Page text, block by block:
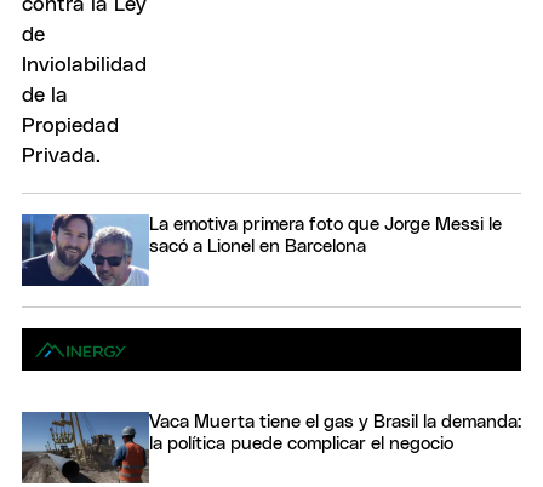
La emotiva primera foto que Jorge Messi le
sacó a Lionel en Barcelona
Vaca Muerta tiene el gas y Brasil la demanda:
la política puede complicar el negocio